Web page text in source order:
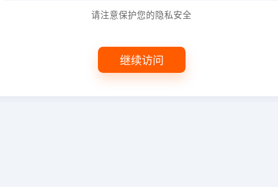
请注意保护您的隐私安全
继续访问